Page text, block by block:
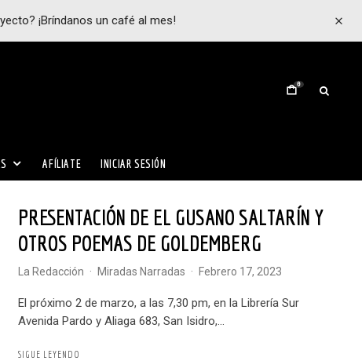
¡Bríndanos un café al mes!
0
AFÍLIATE INICIAR SESIÓN
PRESENTACIÓN DE EL GUSANO SALTARÍN Y
OTROS POEMAS DE GOLDEMBERG
La Redacción · Miradas Narradas · febrero 17, 2023
El próximo 2 de marzo, a las 7,30 pm, en la Librería Sur
Avenida Pardo y Aliaga 683, San Isidro,...
SIGUE LEYENDO